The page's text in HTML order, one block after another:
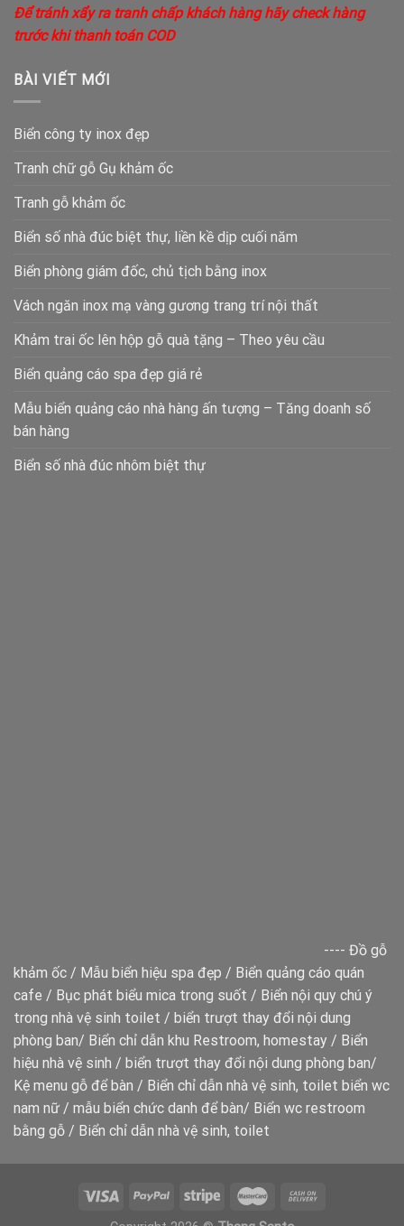
Để tránh xẩy ra tranh chấp khách hàng hãy check hàng
trước khi thanh toán COD
BÀI VIẾT MỚI
Biển công ty inox đẹp
Tranh chữ gỗ Gụ khảm ốc
Tranh gỗ khảm ốc
Biển số nhà đúc biệt thự, liền kề dịp cuối năm
Biển phòng giám đốc, chủ tịch bằng inox
Vách ngăn inox mạ vàng gương trang trí nội thất
Khảm trai ốc lên hộp gỗ quà tặng – Theo yêu cầu
Biển quảng cáo spa đẹp giá rẻ
Mẫu biển quảng cáo nhà hàng ấn tượng – Tăng doanh số
bán hàng
Biển số nhà đúc nhôm biệt thự
---- Đồ gỗ
khảm ốc / Mẫu biển hiệu spa đẹp / Biển quảng cáo quán
cafe / Bục phát biểu mica trong suốt / Biển nội quy chú ý
trong nhà vệ sinh toilet / biển trượt thay đổi nội dung
phòng ban/ Biển chỉ dẫn khu Restroom, homestay / Biển
hiệu nhà vệ sinh / biển trượt thay đổi nội dung phòng ban/
Kệ menu gỗ để bàn / Biển chỉ dẫn nhà vệ sinh, toilet biển wc
nam nữ / mẫu biển chức danh để bàn/ Biển wc restroom
bằng gỗ / Biển chỉ dẫn nhà vệ sinh, toilet